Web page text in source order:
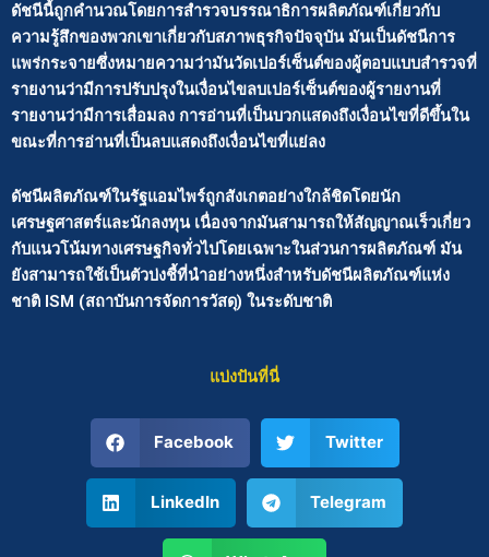
ดัชนีนี้ถูกคำนวณโดยการสำรวจบรรณาธิการผลิตภัณฑ์เกี่ยวกับ
ความรู้สึกของพวกเขาเกี่ยวกับสภาพธุรกิจปัจจุบัน มันเป็นดัชนีการ
แพร่กระจายซึ่งหมายความว่ามันวัดเปอร์เซ็นต์ของผู้ตอบแบบสำรวจที่
รายงานว่ามีการปรับปรุงในเงื่อนไขลบเปอร์เซ็นต์ของผู้รายงานที่
รายงานว่ามีการเสื่อมลง การอ่านที่เป็นบวกแสดงถึงเงื่อนไขที่ดีขึ้นใน
ขณะที่การอ่านที่เป็นลบแสดงถึงเงื่อนไขที่แย่ลง
ดัชนีผลิตภัณฑ์ในรัฐแอมไพร์ถูกสังเกตอย่างใกล้ชิดโดยนัก
เศรษฐศาสตร์และนักลงทุน เนื่องจากมันสามารถให้สัญญาณเร็วเกี่ยว
กับแนวโน้มทางเศรษฐกิจทั่วไปโดยเฉพาะในส่วนการผลิตภัณฑ์ มัน
ยังสามารถใช้เป็นตัวบ่งชี้ที่นำอย่างหนึ่งสำหรับดัชนีผลิตภัณฑ์แห่ง
ชาติ ISM (สถาบันการจัดการวัสดุ) ในระดับชาติ
แบ่งปันที่นี่
Facebook Twitter
LinkedIn Telegram